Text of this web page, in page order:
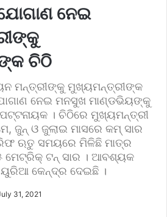
ନେଇ
ଚିଠି
ମନ୍ତ୍ରୀଙ୍କୁ ମୁଖ୍ୟମନ୍ତ୍ରୀଙ୍କ
ନେଇ ମନସୁଖ ମାଣ୍ଡଭିୟଙ୍କୁ
। ଚିଠିରେ ମୁଖ୍ୟମନ୍ତ୍ରୀ
ଜୁନ୍ ଓ ଜୁଲାଇ ମାସରେ କମ୍ ସାର
ଋତୁ ସମୟରେ ମିଳିଛି ମାତ୍ର
ମେଟ୍ରିକ୍ ଟନ୍ ସାର । ଆବଶ୍ୟକ
ୟୁରିଆ କେନ୍ଦ୍ର ଦେଇଛି ।
31, 2021